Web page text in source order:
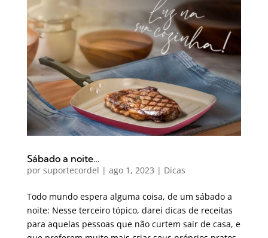
Sábado a noite…
por suportecordel | ago 1, 2023 | Dicas
Todo mundo espera alguma coisa, de um sábado a
noite: Nesse terceiro tópico, darei dicas de receitas
para aquelas pessoas que não curtem sair de casa, e